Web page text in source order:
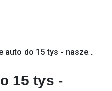
Pierwsze auto do 15 tys - nasze propozycje
15 tys -